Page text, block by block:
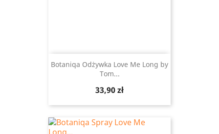
Botaniqa Odżywka Love Me Long by
Tom...
Cena
33,90 zł